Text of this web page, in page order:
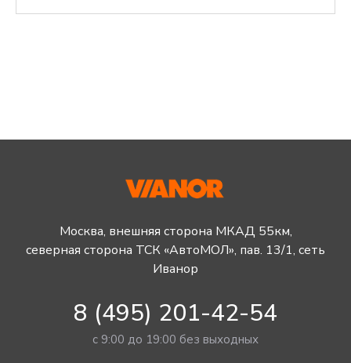
Москва, внешняя сторона МКАД 55км,
северная сторона ТСК «АвтоМОЛ», пав. 13/1, сеть
Иванор
8 (495) 201-42-54
с 9:00 до 19:00 без выходных